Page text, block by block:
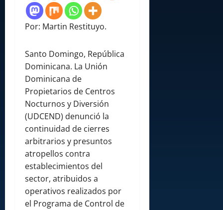
Por: Martin Restituyo.
Santo Domingo, República
Dominicana. La Unión
Dominicana de
Propietarios de Centros
Nocturnos y Diversión
(UDCEND) denunció la
continuidad de cierres
arbitrarios y presuntos
atropellos contra
establecimientos del
sector, atribuidos a
operativos realizados por
el Programa de Control de